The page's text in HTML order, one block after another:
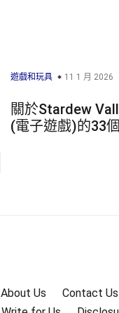
遊戲和玩具 11 1 月 2026
關於Stardew
(電子遊戲)的33
About Us Contact Us